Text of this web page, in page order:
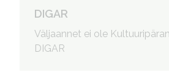
DIGAR
Väljaannet ei ole
DIGAR